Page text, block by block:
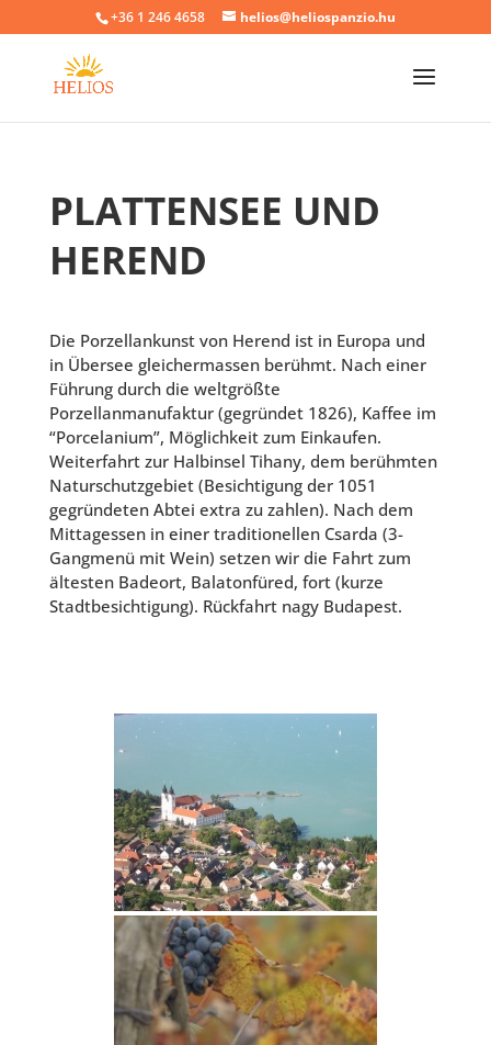
+36 1 246 4658 helios@heliospanzio.hu
PLATTENSEE UND
HEREND
Die Porzellankunst von Herend ist in Europa und
in Übersee gleichermassen berühmt. Nach einer
Führung durch die weltgrößte
Porzellanmanufaktur (gegründet 1826), Kaffee im
“Porcelanium”, Möglichkeit zum Einkaufen.
Weiterfahrt zur Halbinsel Tihany, dem berühmten
Naturschutzgebiet (Besichtigung der 1051
gegründeten Abtei extra zu zahlen). Nach dem
Mittagessen in einer traditionellen Csarda (3-
Gangmenü mit Wein) setzen wir die Fahrt zum
ältesten Badeort, Balatonfüred, fort (kurze
Stadtbesichtigung). Rückfahrt nagy Budapest.